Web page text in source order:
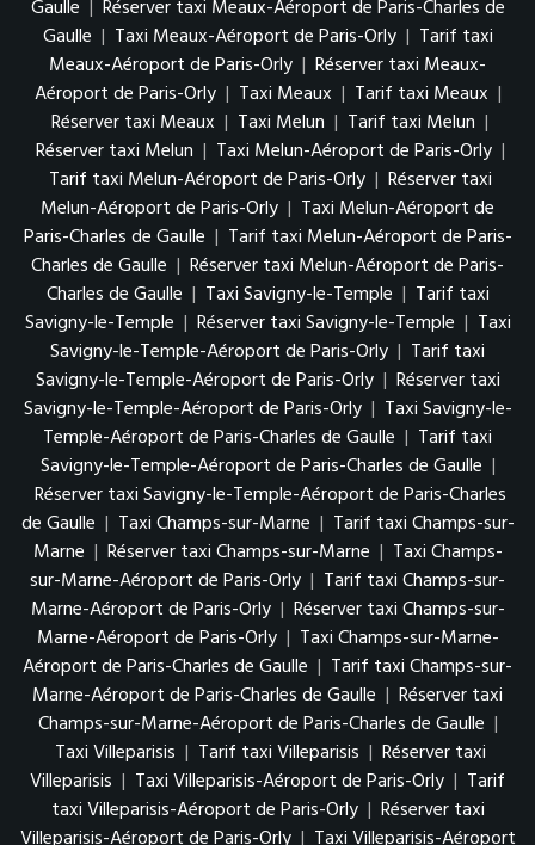
Gaulle | Réserver taxi Meaux-Aéroport de Paris-Charles de
Gaulle | Taxi Meaux-Aéroport de Paris-Orly | Tarif taxi
Meaux-Aéroport de Paris-Orly | Réserver taxi Meaux-
Aéroport de Paris-Orly | Taxi Meaux | Tarif taxi Meaux |
Réserver taxi Meaux | Taxi Melun | Tarif taxi Melun |
Réserver taxi Melun | Taxi Melun-Aéroport de Paris-Orly |
Tarif taxi Melun-Aéroport de Paris-Orly | Réserver taxi
Melun-Aéroport de Paris-Orly | Taxi Melun-Aéroport de
Paris-Charles de Gaulle | Tarif taxi Melun-Aéroport de Paris-
Charles de Gaulle | Réserver taxi Melun-Aéroport de Paris-
Charles de Gaulle | Taxi Savigny-le-Temple | Tarif taxi
Savigny-le-Temple | Réserver taxi Savigny-le-Temple | Taxi
Savigny-le-Temple-Aéroport de Paris-Orly | Tarif taxi
Savigny-le-Temple-Aéroport de Paris-Orly | Réserver taxi
Savigny-le-Temple-Aéroport de Paris-Orly | Taxi Savigny-le-
Temple-Aéroport de Paris-Charles de Gaulle | Tarif taxi
Savigny-le-Temple-Aéroport de Paris-Charles de Gaulle |
Réserver taxi Savigny-le-Temple-Aéroport de Paris-Charles
de Gaulle | Taxi Champs-sur-Marne | Tarif taxi Champs-sur-
Marne | Réserver taxi Champs-sur-Marne | Taxi Champs-
sur-Marne-Aéroport de Paris-Orly | Tarif taxi Champs-sur-
Marne-Aéroport de Paris-Orly | Réserver taxi Champs-sur-
Marne-Aéroport de Paris-Orly | Taxi Champs-sur-Marne-
Aéroport de Paris-Charles de Gaulle | Tarif taxi Champs-sur-
Marne-Aéroport de Paris-Charles de Gaulle | Réserver taxi
Champs-sur-Marne-Aéroport de Paris-Charles de Gaulle |
Taxi Villeparisis | Tarif taxi Villeparisis | Réserver taxi
Villeparisis | Taxi Villeparisis-Aéroport de Paris-Orly | Tarif
taxi Villeparisis-Aéroport de Paris-Orly | Réserver taxi
Villeparisis-Aéroport de Paris-Orly | Taxi Villeparisis-Aéroport